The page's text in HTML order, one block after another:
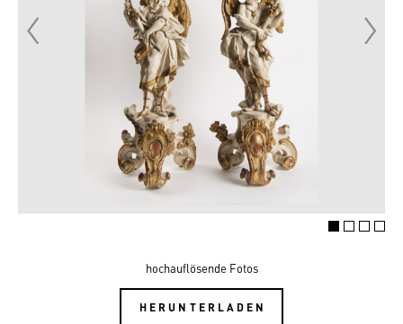
hochauflösende Fotos
HERUNTERLADEN